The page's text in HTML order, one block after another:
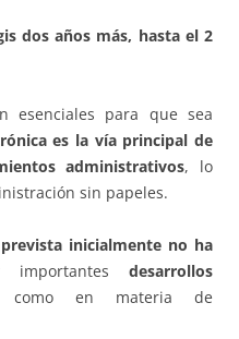
dos años más, hasta el 2
esenciales para que sea
es la vía principal de
administrativos, lo
sin papeles.
prevista inicialmente no ha
desarrollos
en materia de